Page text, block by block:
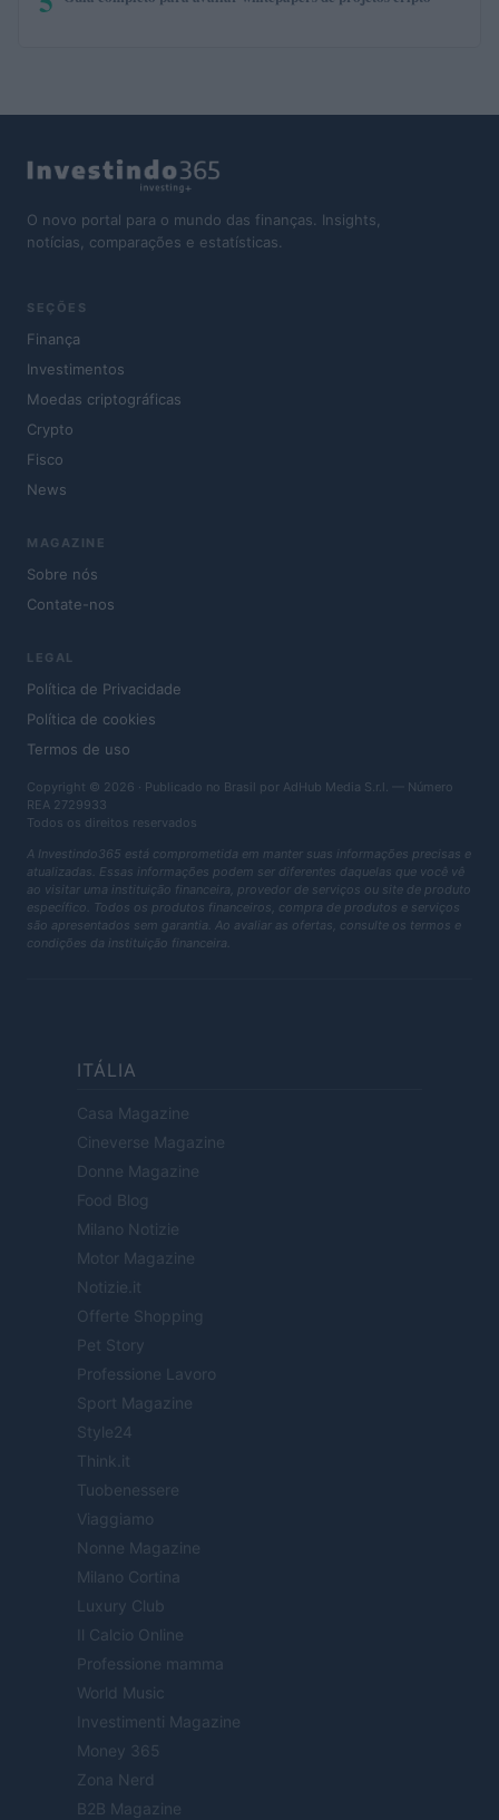
O novo portal para o mundo das finanças. Insights,
notícias, comparações e estatísticas.
SEÇÕES
Finança
Investimentos
Moedas criptográficas
Crypto
Fisco
News
MAGAZINE
Sobre nós
Contate-nos
LEGAL
Política de Privacidade
Política de cookies
Termos de uso
Copyright © 2026 · Publicado no Brasil por AdHub Media S.r.l. — Número
REA 2729933
Todos os direitos reservados
A Investindo365 está comprometida em manter suas informações precisas e
atualizadas. Essas informações podem ser diferentes daquelas que você vê
ao visitar uma instituição financeira, provedor de serviços ou site de produto
específico. Todos os produtos financeiros, compra de produtos e serviços
são apresentados sem garantia. Ao avaliar as ofertas, consulte os termos e
condições da instituição financeira.
ITÁLIA
Casa Magazine
Cineverse Magazine
Donne Magazine
Food Blog
Milano Notizie
Motor Magazine
Notizie.it
Offerte Shopping
Pet Story
Professione Lavoro
Sport Magazine
Style24
Think.it
Tuobenessere
Viaggiamo
Nonne Magazine
Milano Cortina
Luxury Club
Il Calcio Online
Professione mamma
World Music
Investimenti Magazine
Money 365
Zona Nerd
B2B Magazine